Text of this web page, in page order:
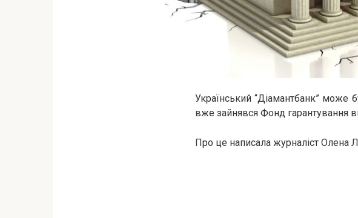
Український “Діамантбанк” може
вже зайнявся Фонд гарантування
Про це написала журналіст Олена